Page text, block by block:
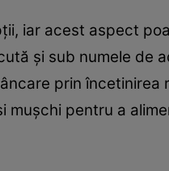
iar acest aspect
și sub numele de
prin încetinirea
pentru a